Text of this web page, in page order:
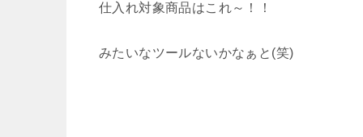
仕入れ対象商品はこれ～！！
みたいなツールないかなぁと(笑)